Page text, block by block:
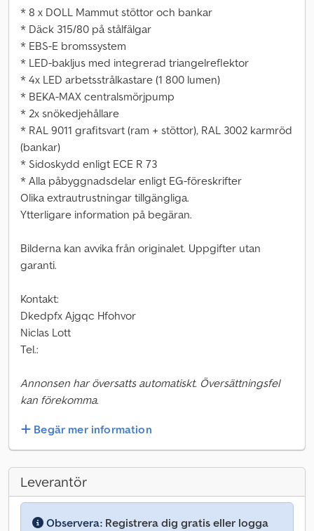
* 8 x DOLL Mammut stöttor och bankar
* Däck 315/80 på stålfälgar
* EBS-E bromssystem
* LED-bakljus med integrerad triangelreflektor
* 4x LED arbetsstrålkastare (1 800 lumen)
* BEKA-MAX centralsmörjpump
* 2x snökedjehållare
* RAL 9011 grafitsvart (ram + stöttor), RAL 3002 karmröd
(bankar)
* Sidoskydd enligt ECE R 73
* Alla påbyggnadsdelar enligt EG-föreskrifter
Olika extrautrustningar tillgängliga.
Ytterligare information på begäran.
Bilderna kan avvika från originalet. Uppgifter utan
garanti.
Kontakt:
Dkedpfx Ajgqc Hfohvor
Niclas Lott
Tel.:
Annonsen har översatts automatiskt. Översättningsfel
kan förekomma.
Begär mer information
Leverantör
Observera: Registrera dig gratis eller logga